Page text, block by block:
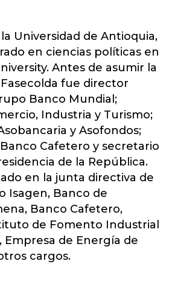
Universidad de Antioquia,
en ciencias políticas en
Antes de asumir la
fue director
Banco Mundial;
Industria y Turismo;
y Asofondos;
Cafetero y secretario
de la República.
en la junta directiva de
Isagen, Banco de
Banco Cafetero,
de Fomento Industrial
Empresa de Energía de
cargos.